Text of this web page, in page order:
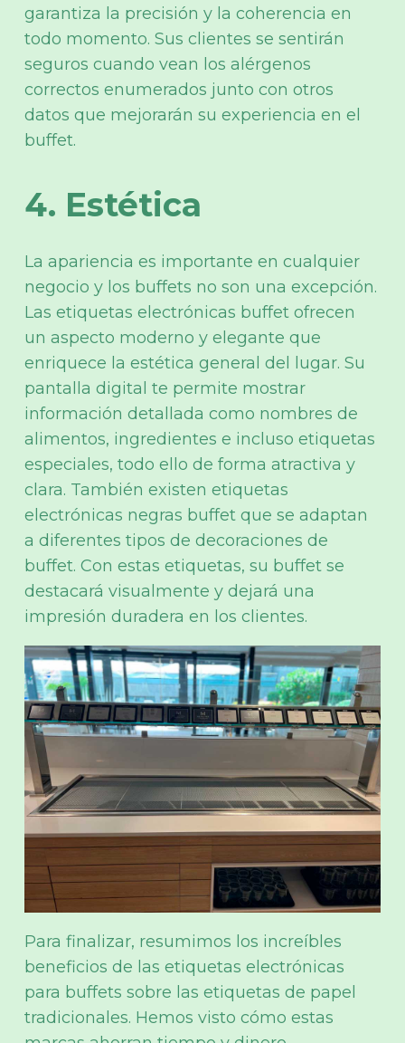
garantiza la precisión y la coherencia en
todo momento. Sus clientes se sentirán
seguros cuando vean los alérgenos
correctos enumerados junto con otros
datos que mejorarán su experiencia en el
buffet.
4. Estética
La apariencia es importante en cualquier
negocio y los buffets no son una excepción.
Las etiquetas electrónicas buffet ofrecen
un aspecto moderno y elegante que
enriquece la estética general del lugar. Su
pantalla digital te permite mostrar
información detallada como nombres de
alimentos, ingredientes e incluso etiquetas
especiales, todo ello de forma atractiva y
clara. También existen etiquetas
electrónicas negras buffet que se adaptan
a diferentes tipos de decoraciones de
buffet. Con estas etiquetas, su buffet se
destacará visualmente y dejará una
impresión duradera en los clientes.
Para finalizar, resumimos los increíbles
beneficios de las etiquetas electrónicas
para buffets sobre las etiquetas de papel
tradicionales. Hemos visto cómo estas